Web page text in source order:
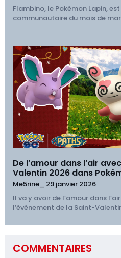
Flambino, le Pokémon Lapin,
communautaire du mois de
De l’amour dans l’air
Valentin 2026 dans
Me5rine_ 29 janvier 2026
Il va y avoir de l’amour dans
l’événement de la Saint-
COMMENTAIRES